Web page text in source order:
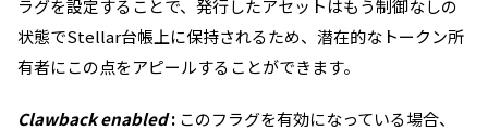
ラグを設定することで、発行したアセットはもう制御なしの
状態でStellar台帳上に保持されるため、 潜在的なトークン所
有者にこの点をアピールすることができます。
Clawback enabled: このフラグを有効になっている場合、